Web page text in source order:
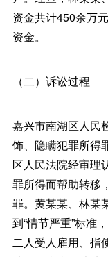
资金共计450余万
资金。
（二）诉讼过程
嘉兴市南湖区人民
饰、隐瞒犯罪所得
区人民法院经审理
罪所得而帮助转移
罪。黄某某、林某
到“情节严重”标准
二人受人雇用、指